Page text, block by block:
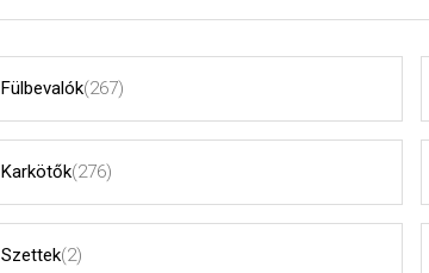
Fülbevalók(267)
Karkötők(276)
Szettek(2)